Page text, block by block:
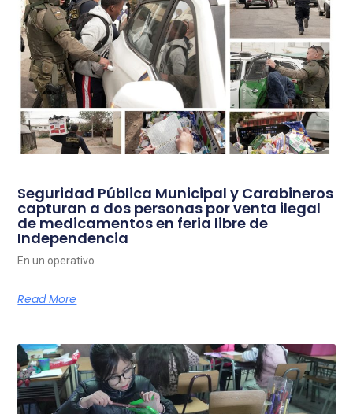
Seguridad Pública Municipal y Carabineros
capturan a dos personas por venta ilegal
de medicamentos en feria libre de
Independencia
En un operativo
Read More